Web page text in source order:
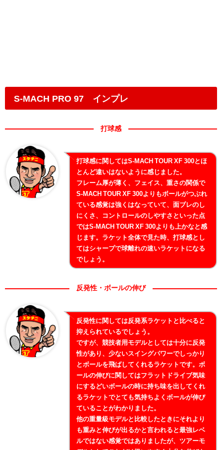
S-MACH PRO 97 インプレ
打球感
打球感に関してはS-MACH TOUR XF 300とほ
とんど違いはないように感じました。
フレーム厚が薄く、フェイス、重さの関係で
S-MACH TOUR XF 300よりもボールがつぶれ
ている感覚は強くはなっていて、面ブレのし
にくさ、コントロールのしやすさといった点
ではS-MACH TOUR XF 300よりも上かなと感
じます。ラケット全体で見た時、打球感とし
てはシャープで球離れの速いラケットになる
でしょう。
反発性・ボールの伸び
反発性に関しては反発系ラケットと比べると
抑えられているでしょう。
ですが、競技者用モデルとしては十分に反発
性があり、少ないスイングパワーでしっかり
とボールを飛ばしてくれるラケットです。ボ
ールの伸びに関してはフラットドライブ気味
にするどいボールの時に持ち味を出してくれ
るラケットでとても気持ちよくボールが伸び
ていることがわかりました。
他の重量級モデルと比較したときにそれより
も重みと伸びが出るかと言われると最強レベ
ルではない感覚ではありましたが、ツアーモ